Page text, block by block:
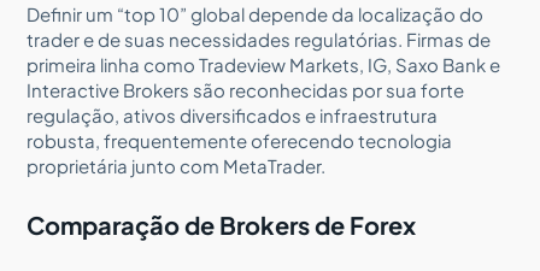
Definir um “top 10” global depende da localização do
trader e de suas necessidades regulatórias. Firmas de
primeira linha como Tradeview Markets, IG, Saxo Bank e
Interactive Brokers são reconhecidas por sua forte
regulação, ativos diversificados e infraestrutura
robusta, frequentemente oferecendo tecnologia
proprietária junto com MetaTrader.
Comparação de Brokers de Forex